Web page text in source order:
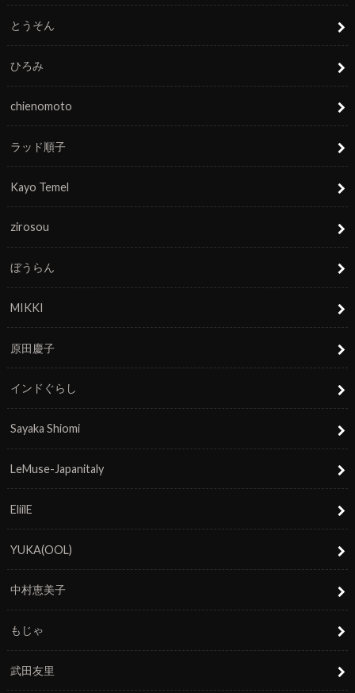
とうそん
ひろみ
chienomoto
ラッド順子
Kayo Temel
zirosou
ぼうらん
MIKKI
原田慶子
インドぐらし
Sayaka Shiomi
LeMuse-Japanitaly
EliilE
YUKA(OOL)
中村恵美子
もじゃ
武田友里